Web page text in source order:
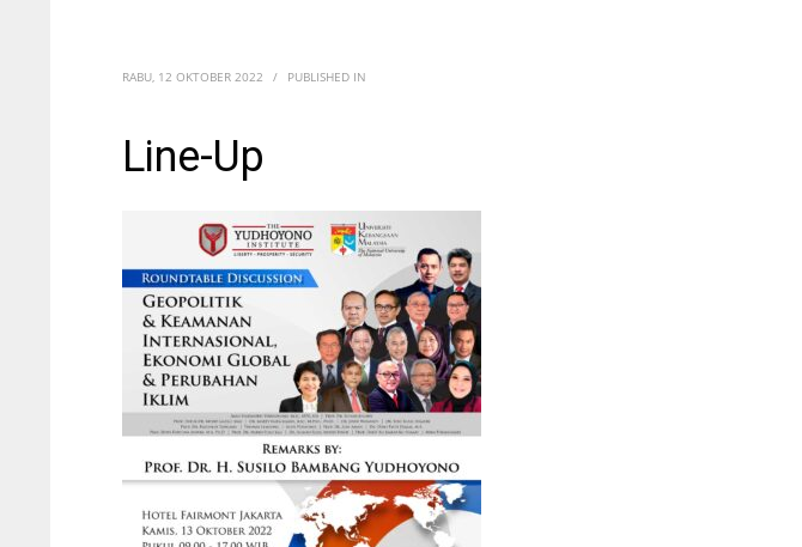
RABU, 12 OKTOBER 2022 / PUBLISHED IN
Line-Up